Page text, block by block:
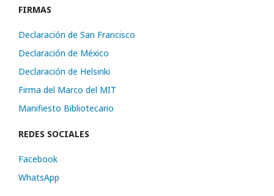
FIRMAS
Declaración de San Francisco
Declaración de México
Declaración de Helsinki
Firma del Marco del MIT
Manifiesto Bibliotecario
REDES SOCIALES
Facebook
WhatsApp